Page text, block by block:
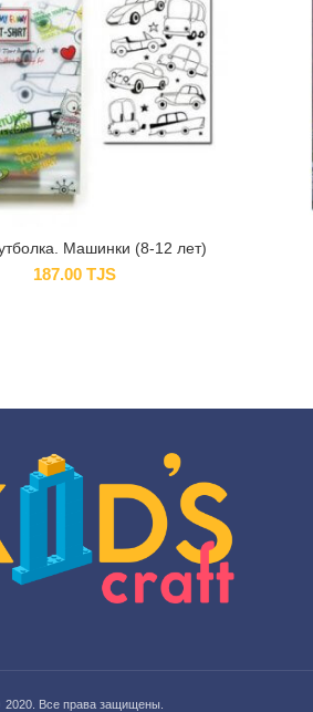
Машинки (8-12 лет)
187.00TJS
2020. Все права защищены.